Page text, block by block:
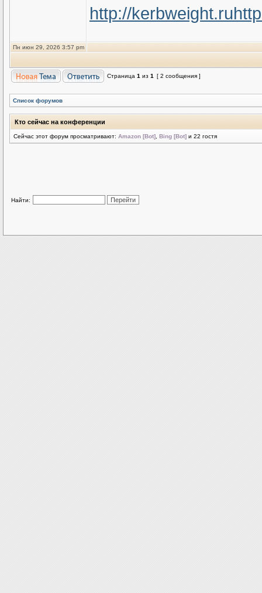
http://kerbweight.ru
Пн июн 29, 2026 3:57 pm
Страница 1 из 1 [ 2 сообщения ]
Список форумов
Кто сейчас на конференции
Сейчас этот форум просматривают: Amazon [Bot] Bing [Bot] и 22 гостя
Найти: